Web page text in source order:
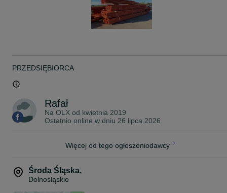
PRZEDSIĘBIORCA
Rafał
Na OLX od kwietnia 2019
Ostatnio online w dniu 26 lipca 2026
Więcej od tego ogłoszeniodawcy
Środa Śląska,
Dolnośląskie